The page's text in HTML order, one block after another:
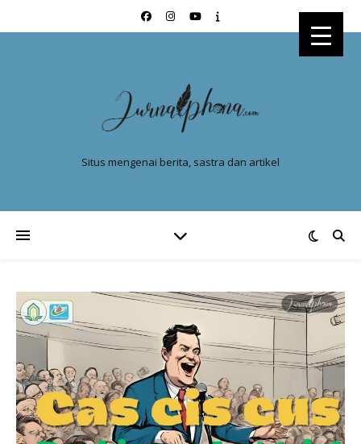
Situs mengenai berita, sastra dan artikel